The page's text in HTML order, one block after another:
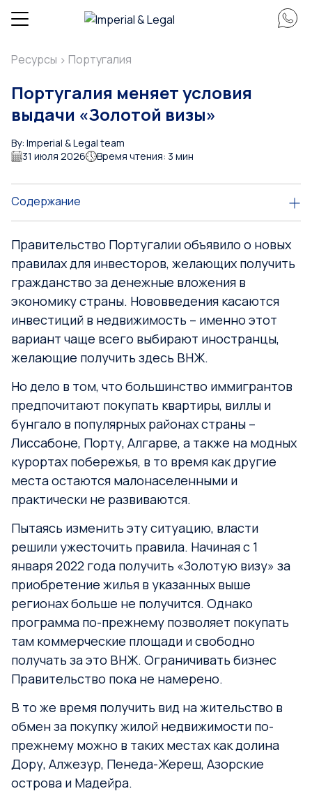
Ресурсы > Португалия
Португалия меняет условия
выдачи «Золотой визы»
By: Imperial & Legal team
31 июля 2026
Время чтения: 3 мин
Содержание
Правительство Португалии объявило о новых
правилах для инвесторов, желающих получить
гражданство за денежные вложения в
экономику страны. Нововведения касаются
инвестиций в недвижимость – именно этот
вариант чаще всего выбирают иностранцы,
желающие получить здесь ВНЖ.
Но дело в том, что большинство иммигрантов
предпочитают покупать квартиры, виллы и
бунгало в популярных районах страны –
Лиссабоне, Порту, Алгарве, а также на модных
курортах побережья, в то время как другие
места остаются малонаселенными и
практически не развиваются.
Пытаясь изменить эту ситуацию, власти
решили ужесточить правила. Начиная с 1
января 2022 года получить «Золотую визу» за
приобретение жилья в указанных выше
регионах больше не получится. Однако
программа по-прежнему позволяет покупать
там коммерческие площади и свободно
получать за это ВНЖ. Ограничивать бизнес
Правительство пока не намерено.
В то же время получить вид на жительство в
обмен за покупку жилой недвижимости по-
прежнему можно в таких местах как долина
Дору, Алжезур, Пенеда-Жереш, Азорские
острова и Мадейра.